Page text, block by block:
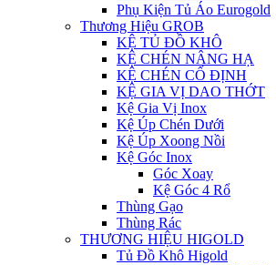
Phụ Kiện Tủ Áo Eurogold
Thương Hiệu GROB
KỆ TỦ ĐỒ KHÔ
KỆ CHÉN NÂNG HẠ
KỆ CHÉN CỐ ĐỊNH
KỆ GIA VỊ DAO THỚT
Kệ Gia Vị Inox
Kệ Úp Chén Dưới
Kệ Úp Xoong Nồi
Kệ Góc Inox
Góc Xoay
Kệ Góc 4 Rổ
Thùng Gạo
Thùng Rác
THƯƠNG HIỆU HIGOLD
Tủ Đồ Khô Higold